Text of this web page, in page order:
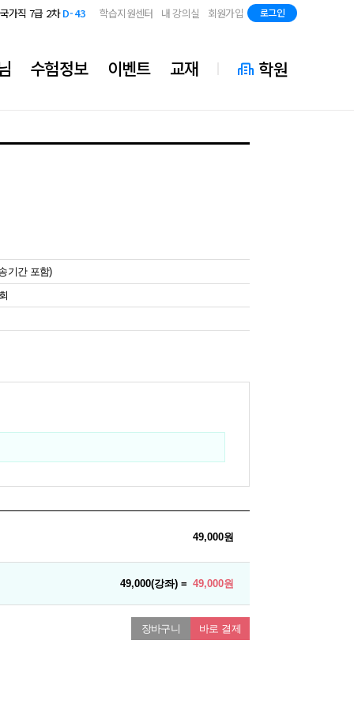
학습지원센터 내 강의실 회원가입 로그인
국가직 7급 2차D-43
지방직 7급
수험정보 이벤트 교재 학원
기간 포함)
49,000원
49,000(강좌) = 49,000원
장바구니 바로 결제